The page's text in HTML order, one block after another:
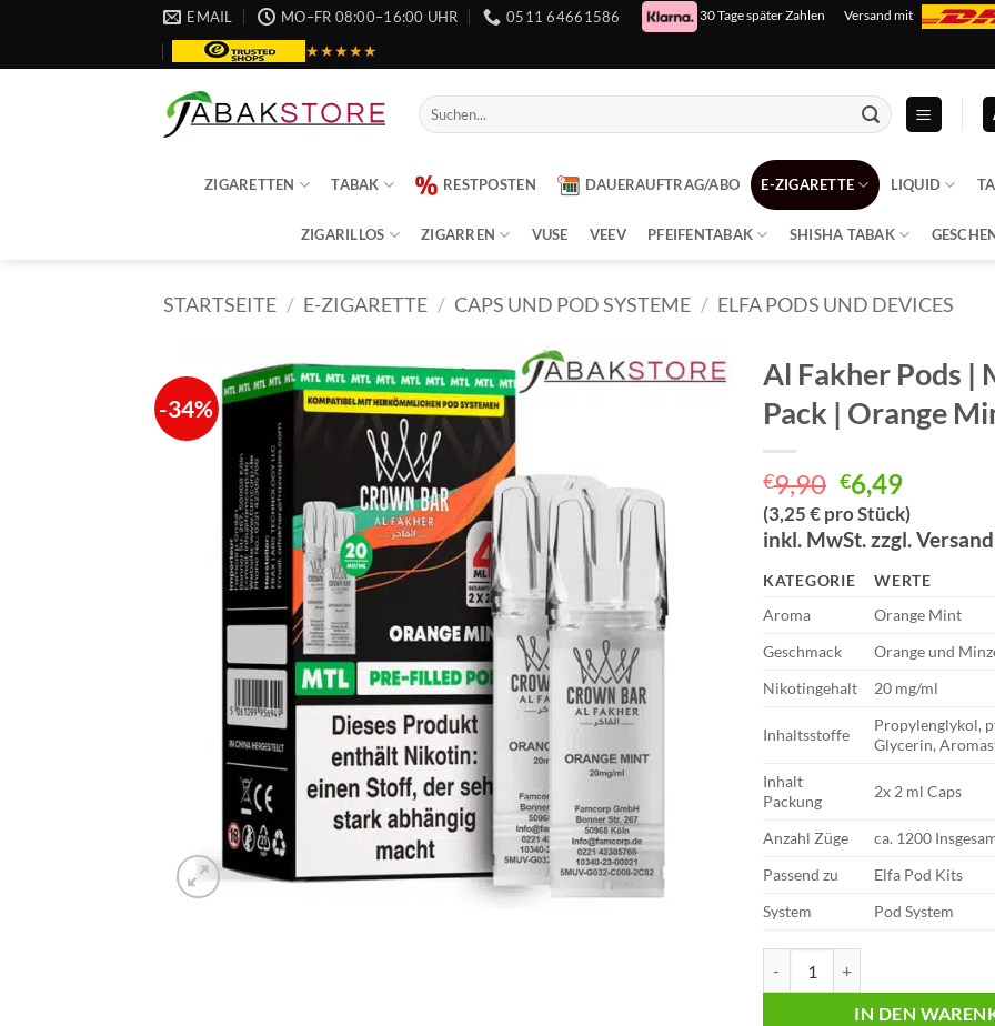
springen
EMAIL MO–FR 08:00–16:00 UHR 0511 64661586 30 Tage später Zahlen Versand mit
★★★★★
Suche
nach:
ZIGARETTEN TABAK RESTPOSTEN DAUERAUFTRAG/ABO E-ZIGARETTE LIQUID
ZIGARILLOS ZIGARREN VUSE VEEV PFEIFENTABAK SHISHA TABAK
STARTSEITE / E-ZIGARETTE / CAPS UND POD SYSTEME / ELFA PODS UND DEVICES
-34%
Al Fakher Pods |
Pack | Orange
€9,90
Preis
war:
€6,49
Preis
ist:
(3,25 € pro Stück)
inkl. MwSt. zzgl.
KATEGORIE
WERTE
Aroma
Orange Mint
Geschmack
Orange und
Nikotingehalt
20 mg/ml
Inhaltsstoffe
Propylenglykol,
Glycerin,
Inhalt
Packung
2x 2 ml Caps
Anzahl Züge
ca. 1200
Passend zu
Elfa Pod Kits
System
Pod System
IN DEN